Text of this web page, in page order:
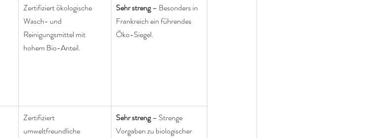
Zertifiziert ökologische
Wasch- und
Reinigungsmittel mit
hohem Bio-Anteil.
Sehr streng – Besonders in
Frankreich ein führendes
Öko-Siegel.
Zertifiziert
umweltfreundliche
Sehr streng – Strenge
Vorgaben zu biologischer